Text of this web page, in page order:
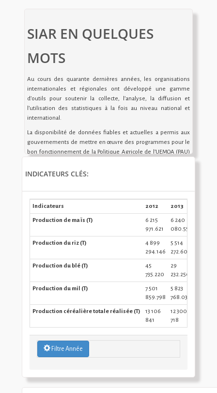
SIAR EN QUELQUES
MOTS
Au cours des quarante dernières années, les organisations
internationales et régionales ont développé une gamme
d’outils pour soutenir la collecte, l’analyse, la diffusion et
l’utilisation des statistiques à la fois au niveau national et
international.
La disponibilité de données fiables et actuelles a permis aux
gouvernements de mettre en œuvre des programmes pour le
bon fonctionnement de la Politique Agricole de l’UEMOA (PAU)
N°03 /2001. L’évolution de cette politique dépend de plusieurs
UEMOASTAT, le Système d’Information Régional des pêches
(SIRP), le Système d’Information Régional sur le Coton (SIR-
INDICATEURS CLÉS:
Indicateurs 2012 2013
Production de maïs (T)
6 215
971.621
6 240
080.554
Production du riz (T)
4 899
294.146
5 514
272.607
Production du blé (T)
45
735.220
29
232.250
Production du mil (T)
7 501
859.798
5 823
768.039
Production céréalière totale réalisée (T)
13 106
841
12 300
718
Filtre Année